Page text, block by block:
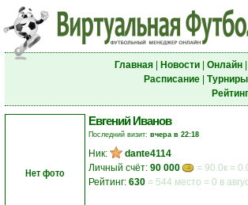
Главная| Новости| Онлайн|
Расписание| Турниры
Нет фото
Евгений Иванов
Последний визит: вчера в 22:18
Ник:
dante4114
Личный счёт: 90 000
= 90.0к =
Рейтинг: 630 = 544 место = 0 в